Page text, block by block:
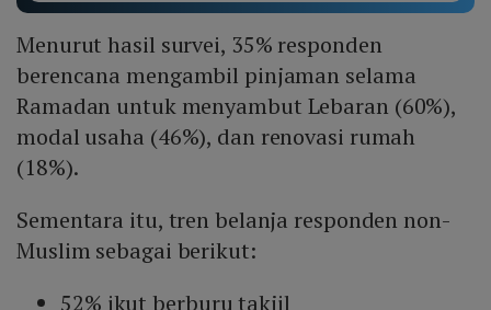
Menurut hasil survei, 35% responden
berencana mengambil pinjaman selama
Ramadan untuk menyambut Lebaran (60%),
modal usaha (46%), dan renovasi rumah
(18%).
Sementara itu, tren belanja responden non-
Muslim sebagai berikut:
52% ikut berburu takjil